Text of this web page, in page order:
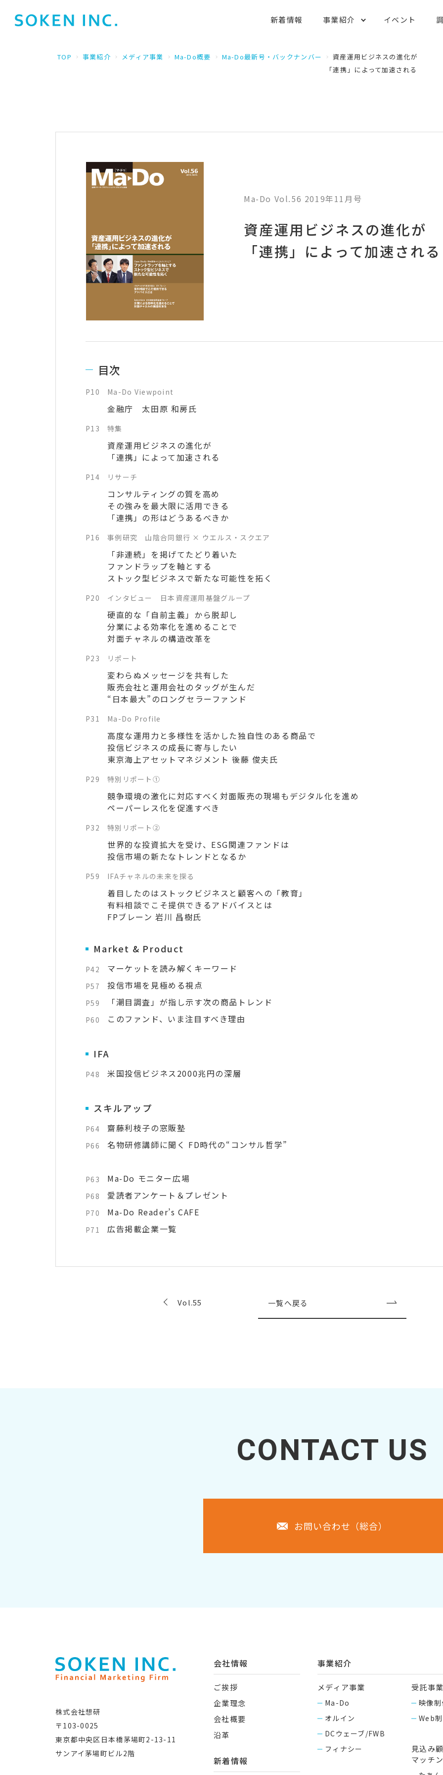
新着情報 事業紹介 イベント
TOP 事業紹介 メディア事業 Ma-Do概要 Ma-Do最新号・バックナンバー
資産運用ビジネスの進化が
「連携」によって加速される
Ma-Do Vol.56 2019年11月号
資産運用ビジネスの進化が
「連携」によって加速される
目次
P10 Ma-Do Viewpoint
金融庁 太田原 和房氏
P13 特集
資産運用ビジネスの進化が
「連携」によって加速される
P14 リサーチ
コンサルティングの質を高め
その強みを最大限に活用できる
「連携」の形はどうあるべきか
P16 事例研究 山陰合同銀行 × ウエルス・スクエア
「非連続」を掲げてたどり着いた
ファンドラップを軸とする
ストック型ビジネスで新たな可能性を拓く
P20 インタビュー 日本資産運用基盤グループ
硬直的な「自前主義」から脱却し
分業による効率化を進めることで
対面チャネルの構造改革を
P23 リポート
変わらぬメッセージを共有した
販売会社と運用会社のタッグが生んだ
“日本最大”のロングセラーファンド
P31 Ma-Do Profile
高度な運用力と多様性を活かした独自性のある商品で
投信ビジネスの成長に寄与したい
東京海上アセットマネジメント 後藤 俊夫氏
P29 特別リポート①
競争環境の激化に対応すべく対面販売の現場もデジタル化を進め
ペーパーレス化を促進すべき
P32 特別リポート②
世界的な投資拡大を受け、ESG関連ファンドは
投信市場の新たなトレンドとなるか
P59 IFAチャネルの未来を探る
着目したのはストックビジネスと顧客への「教育」
有料相談でこそ提供できるアドバイスとは
FPブレーン 岩川 昌樹氏
Market & Product
P42 マーケットを読み解くキーワード
P57 投信市場を見極める視点
P59 「潮目調査」が指し示す次の商品トレンド
P60 このファンド、いま注目すべき理由
IFA
P48 米国投信ビジネス2000兆円の深層
スキルアップ
P64 齋藤利枝子の窓販塾
P66 名物研修講師に聞く FD時代の“コンサル哲学”
P63 Ma-Do モニター広場
P68 愛読者アンケート＆プレゼント
P70 Ma-Do Reader’s CAFE
P71 広告掲載企業一覧
一覧へ戻る
Vol.55
CONTACT US
お問い合わせ（総合）
株式会社想研
〒103-0025
東京都中央区日本橋茅場町2-13-11
サンアイ茅場町ビル2階
会社情報
ご挨拶
企業理念
会社概要
沿革
新着情報
事業紹介
メディア事業
Ma-Do
オルイン
DCウェーブ/FWB
フィナシー
受託事業
映像制
Web
見込み
マッチ